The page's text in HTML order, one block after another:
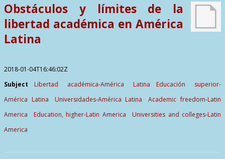
Obstáculos y límites de la
libertad académica en América
Latina
2018-01-04T16:46:02Z
Subject
Libertad académica-América Latina
Educación superior-
América Latina
Universidades-América Latina
Academic freedom-Latin
America
Education, higher-Latin America
Universities and colleges-Latin
America